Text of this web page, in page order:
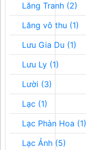
Lăng Tranh (2)
Lăng vô thu (1)
Lưu Gia Du (1)
Lưu Ly (1)
Lười (3)
Lạc (1)
Lạc Phàn Hoa (1)
Lạc Ảnh (5)